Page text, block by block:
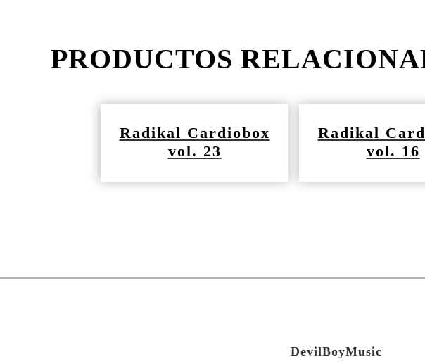
PRODUCTOS
Radikal Cardiobox
vol. 23
Radikal
vol. 16
DevilBoyMusic